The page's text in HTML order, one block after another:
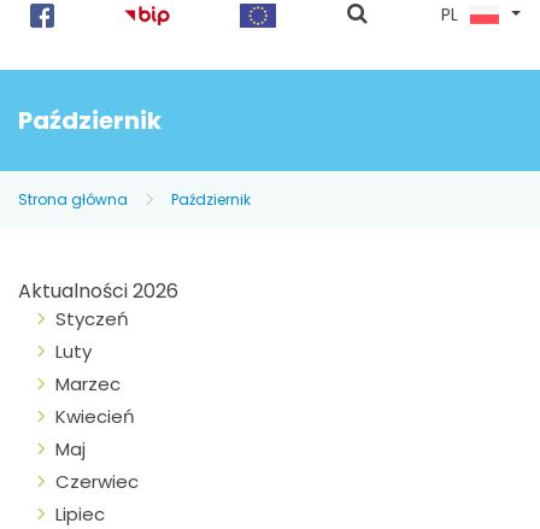
pokaż
PL
Październik
Strona główna Październik
Aktualności 2026
Styczeń
Luty
Marzec
Kwiecień
Maj
Czerwiec
Lipiec